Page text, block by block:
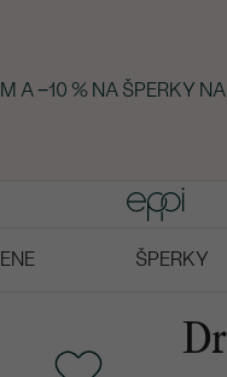
A −10 % NA ŠPERKY
ŠPERKY